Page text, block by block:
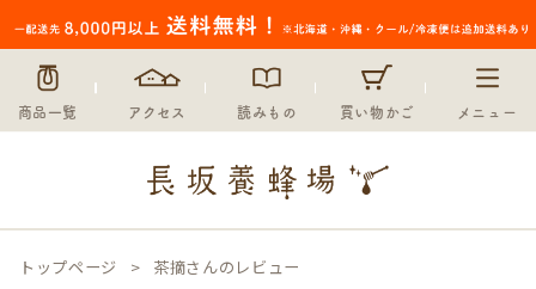
商品一覧 アクセス 読みもの 買い物かご メニュー
トップページ 茶摘さんのレビュー